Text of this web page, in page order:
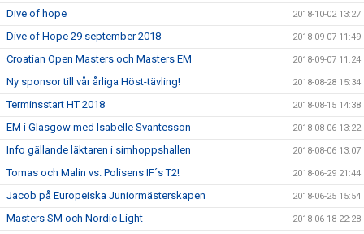
Dive of hope 2018-10-02 13:27
Dive of Hope 29 september 2018 2018-09-07 11:49
Croatian Open Masters och Masters EM 2018-09-07 11:24
Ny sponsor till vår årliga Höst-tävling! 2018-08-28 15:34
Terminsstart HT 2018 2018-08-15 14:38
EM i Glasgow med Isabelle Svantesson 2018-08-06 13:22
Info gällande läktaren i simhoppshallen 2018-08-06 13:07
Tomas och Malin vs. Polisens IF´s T2! 2018-06-29 21:44
Jacob på Europeiska Juniormästerskapen 2018-06-25 15:54
Masters SM och Nordic Light 2018-06-18 22:28